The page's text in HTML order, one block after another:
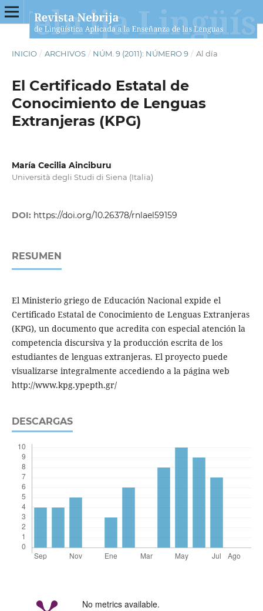
INICIO / ARCHIVOS / NÚM. 9 (2011): NÚMERO 9 / Al día
El Certificado Estatal de
Conocimiento de Lenguas
Extranjeras (KPG)
María Cecilia Ainciburu
Università degli Studi di Siena (Italia)
DOI: https://doi.org/10.26378/rnlael59159
RESUMEN
El Ministerio griego de Educación Nacional expide el
Certificado Estatal de Conocimiento de Lenguas Extranjeras
(KPG), un documento que acredita con especial atención la
competencia discursiva y la producción escrita de los
estudiantes de lenguas extranjeras. El proyecto puede
visualizarse integralmente accediendo a la página web
http://www.kpg.ypepth.gr/
DESCARGAS
No metrics available.